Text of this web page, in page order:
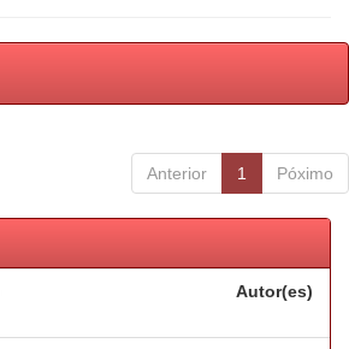
Anterior 1 Póximo
Autor(es)